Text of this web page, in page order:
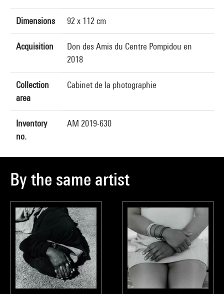
Dimensions 92 x 112 cm
Acquisition
Don des Amis du Centre Pompidou en
2018
Collection
area
Cabinet de la photographie
Inventory
no.
AM 2019-630
By the same artist